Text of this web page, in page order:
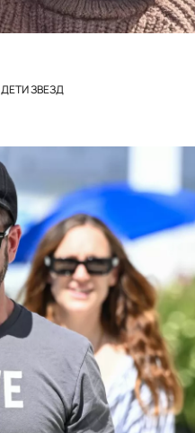
ДЕТИ ЗВЕЗД